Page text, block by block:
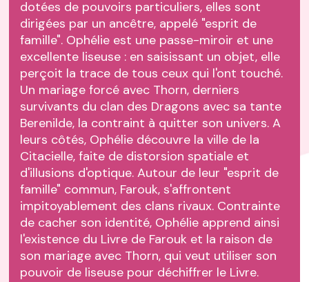
dotées de pouvoirs particuliers, elles sont
dirigées par un ancêtre, appelé "esprit de
famille". Ophélie est une passe-miroir et une
excellente liseuse : en saisissant un objet, elle
perçoit la trace de tous ceux qui l'ont touché.
Un mariage forcé avec Thorn, derniers
survivants du clan des Dragons avec sa tante
Berenilde, la contraint à quitter son univers. A
leurs côtés, Ophélie découvre la ville de la
Citacielle, faite de distorsion spatiale et
d'illusions d'optique. Autour de leur "esprit de
famille" commun, Farouk, s'affrontent
impitoyablement des clans rivaux. Contrainte
de cacher son identité, Ophélie apprend ainsi
l'existence du Livre de Farouk et la raison de
son mariage avec Thorn, qui veut utiliser son
pouvoir de liseuse pour déchiffrer le Livre.